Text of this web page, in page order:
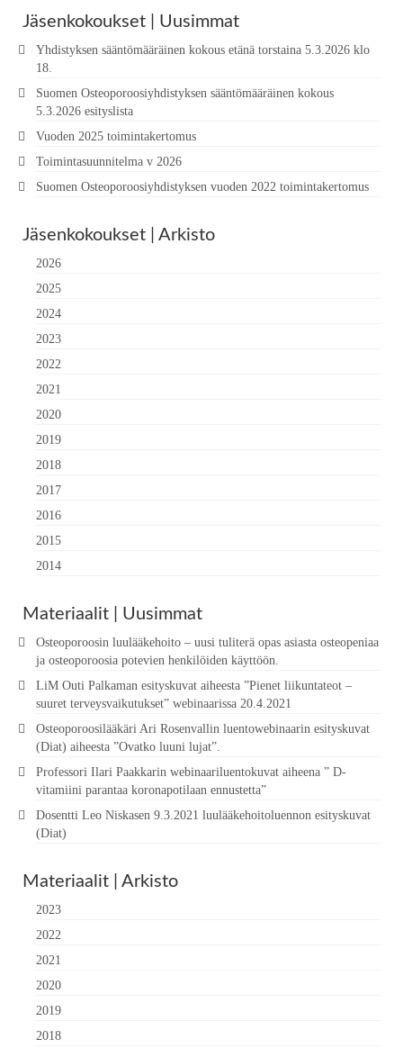
Jäsenkokoukset | Uusimmat
Yhdistyksen sääntömääräinen kokous etänä torstaina 5.3.2026 klo
18.
Suomen Osteoporoosiyhdistyksen sääntömääräinen kokous
5.3.2026 esityslista
Vuoden 2025 toimintakertomus
Toimintasuunnitelma v 2026
Suomen Osteoporoosiyhdistyksen vuoden 2022 toimintakertomus
Jäsenkokoukset | Arkisto
2026
2025
2024
2023
2022
2021
2020
2019
2018
2017
2016
2015
2014
Materiaalit | Uusimmat
Osteoporoosin luulääkehoito – uusi tuliterä opas asiasta osteopeniaa
ja osteoporoosia potevien henkilöiden käyttöön.
LiM Outi Palkaman esityskuvat aiheesta ”Pienet liikuntateot –
suuret terveysvaikutukset” webinaarissa 20.4.2021
Osteoporoosilääkäri Ari Rosenvallin luentowebinaarin esityskuvat
(Diat) aiheesta ”Ovatko luuni lujat”.
Professori Ilari Paakkarin webinaariluentokuvat aiheena ” D-
vitamiini parantaa koronapotilaan ennustetta”
Dosentti Leo Niskasen 9.3.2021 luulääkehoitoluennon esityskuvat
(Diat)
Materiaalit | Arkisto
2023
2022
2021
2020
2019
2018